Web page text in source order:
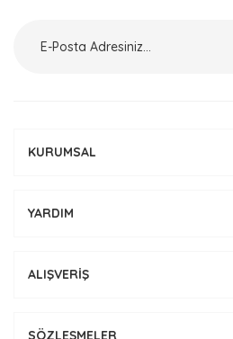
KURUMSAL
YARDIM
ALIŞVERİŞ
SÖZLEŞMELER